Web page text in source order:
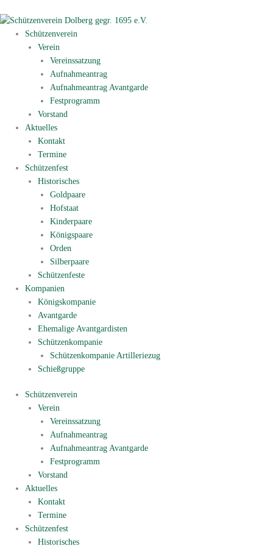
Inhalt
springenSchützenverein
Verein
Vereinssatzung
Aufnahmeantrag
Aufnahmeantrag Avantgarde
Festprogramm
Vorstand
Aktuelles
Kontakt
Termine
Schützenfest
Historisches
Goldpaare
Hofstaat
Kinderpaare
Königspaare
Orden
Silberpaare
Schützenfeste
Kompanien
Königskompanie
Avantgarde
Ehemalige Avantgardisten
Schützenkompanie
Schützenkompanie Artilleriezug
Schießgruppe
Schützenverein
Verein
Vereinssatzung
Aufnahmeantrag
Aufnahmeantrag Avantgarde
Festprogramm
Vorstand
Aktuelles
Kontakt
Termine
Schützenfest
Historisches